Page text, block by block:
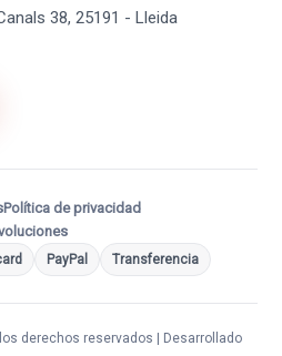
38, 25191 - Lleida
Política de privacidad
PayPal Transferencia
derechos reservados | Desarrollado